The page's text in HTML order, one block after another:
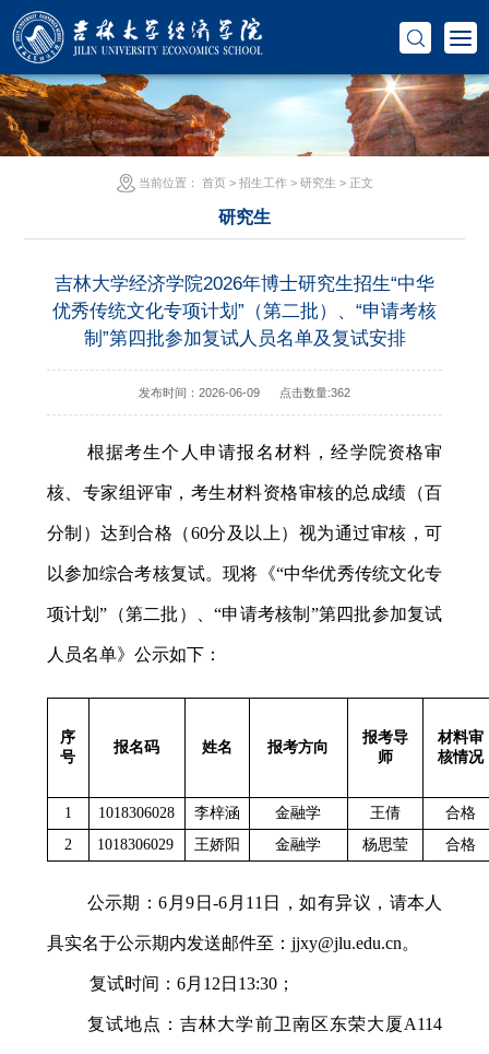
当前位置：首页 >招生工作 >研究生 > 正文
研究生
吉林大学经济学院2026年博士研究生招生“中华
优秀传统文化专项计划”（第二批）、“申请考核
制”第四批参加复试人员名单及复试安排
发布时间：2026-06-09 点击数量:362
根据考生个人申请报名材料，经学院资格审
核、专家组评审，考生材料资格审核的总成绩（百
分制）达到合格（60分及以上）视为通过审核，可
以参加综合考核复试。现将《“中华优秀传统文化专
项计划”（第二批）、“申请考核制”第四批参加复试
人员名单》公示如下：
序
号
报名码 姓名 报考方向
报考导
师
材料审
核情况
1 1018306028 李梓涵 金融学 王倩
合格
2
1018306029 王娇阳 金融学 杨思莹 合格
公示期：6月9 日-6月 11 日，如有异议，请本人
具实名于公示期内发送邮件至： jjxy@jlu.edu.cn。
复试时间： 6月 12日 13:30；
复试地点：吉林大学前卫南区东荣大厦A114